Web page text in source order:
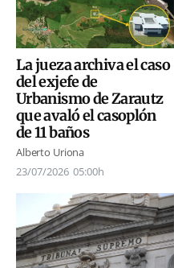
La jueza archiva el caso
del exjefe de
Urbanismo de Zarautz
que avaló el casoplón
de 11 baños
Alberto Uriona
23/07/2026 05:00h